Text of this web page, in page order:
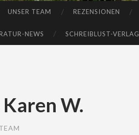
UNSER TEAM REZENSIONEN
NEWS SCHREIBLUST-VERLAG
W.